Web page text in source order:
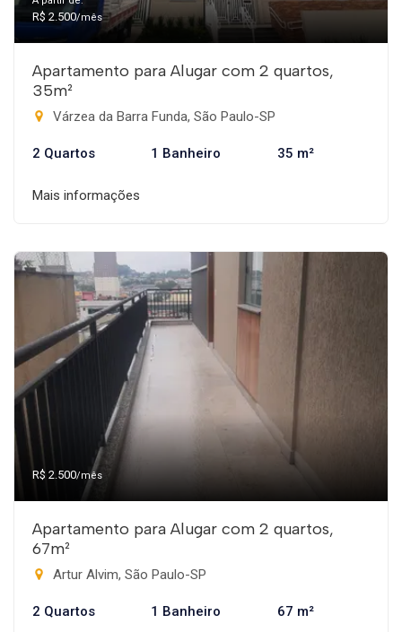
R$ 2.500/mês
Apartamento para Alugar com 2 quartos,
35m²
Várzea da Barra Funda, São Paulo-SP
2 Quartos 1 Banheiro 35 m²
Mais informações
R$ 2.500/mês
Apartamento para Alugar com 2 quartos,
67m²
Artur Alvim, São Paulo-SP
2 Quartos 1 Banheiro 67 m²